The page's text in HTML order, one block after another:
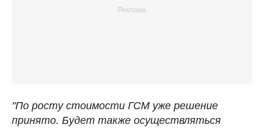
"По росту стоимости ГСМ уже решение
принято. Будет также осуществляться